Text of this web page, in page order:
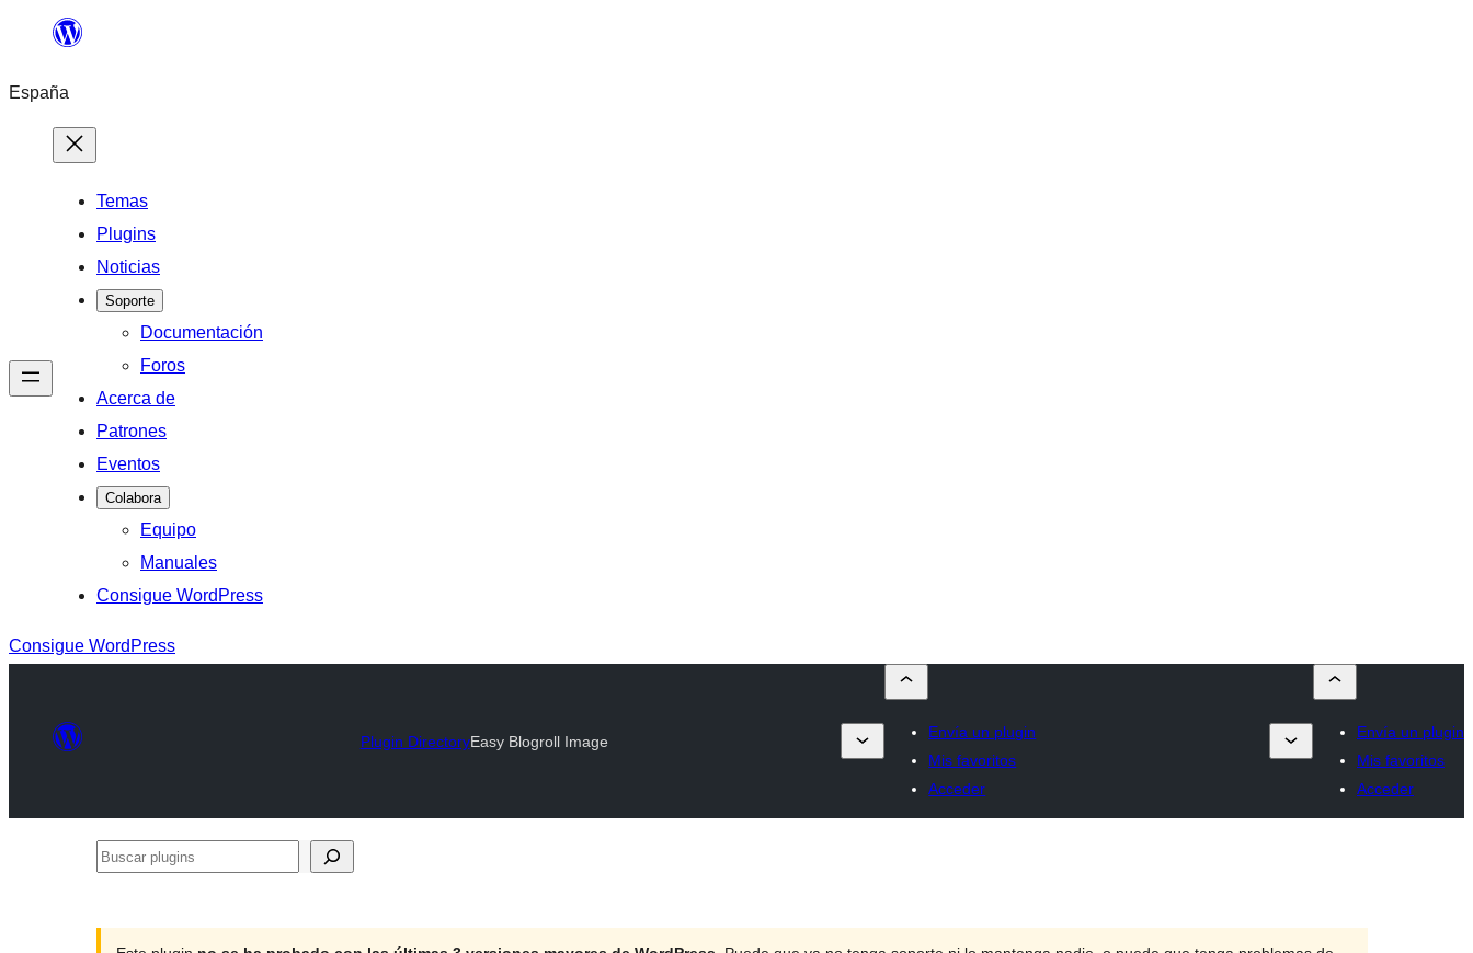
Saltar
contenido
España
Temas
Plugins
Noticias
Soporte
Documentación
Foros
Acerca de
Patrones
Eventos
Colabora
Equipo
Manuales
Consigue WordPress
Consigue WordPress
Plugin DirectoryEasy Blogroll Image
Envía un plugin
Mis favoritos
Acceder
Envía un plugin
Mis favoritos
Acceder
Buscar